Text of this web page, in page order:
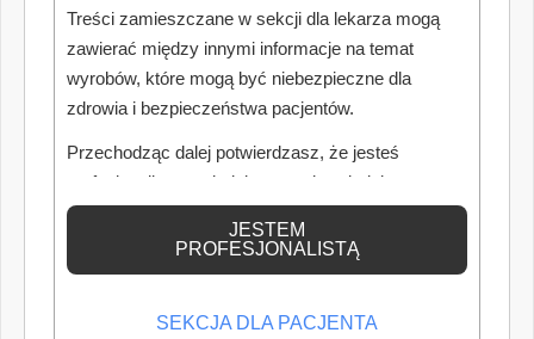
Treści zamieszczane w sekcji dla lekarza mogą
zawierać między innymi informacje na temat
wyrobów, które mogą być niebezpieczne dla
zdrowia i bezpieczeństwa pacjentów.
Przechodząc dalej potwierdzasz, że jesteś
profesjonalistą posiadającym odpowiednią
wiedzę medyczną.
JESTEM
PROFESJONALISTĄ
SEKCJA DLA PACJENTA